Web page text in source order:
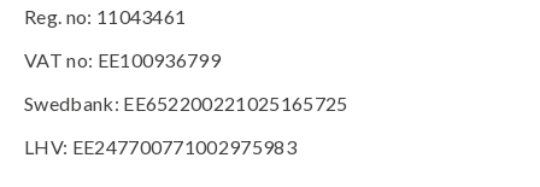
Reg. no: 11043461
VAT no: EE100936799
Swedbank: EE652200221025165725
LHV: EE247700771002975983